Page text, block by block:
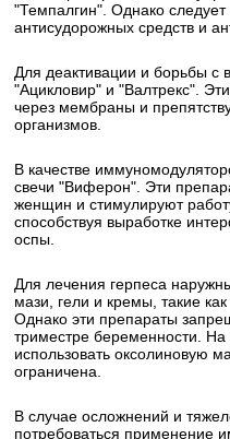
"Темпалгин". Однако следует
антисудорожных средств и
Для деактивации и борьбы
"Ацикловир" и "Валтрекс".
через мембраны и
организмов.
В качестве
свечи "Виферон". Эти
женщин и стимулируют
способствуя выработке
оспы.
Для лечения герпеса
мази, гели и кремы, такие
Однако эти препараты
триместре беременности. На
использовать оксолиновую
ограничена.
В случае осложнений и
потребоваться применение